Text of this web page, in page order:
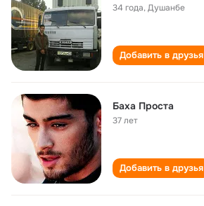
34 года,Душанбе
Добавить в друзья
Баха Проста
37 лет
Добавить в друзья